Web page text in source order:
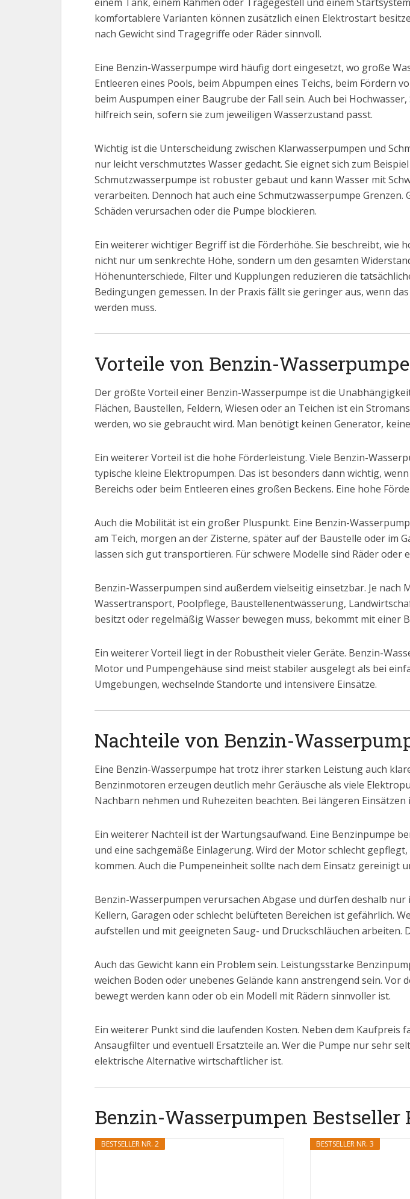
komfortablere Varianten können zusätzlich einen Elektrostart
nach Gewicht sind Tragegriffe oder Räder sinnvoll.
Eine Benzin-Wasserpumpe wird häufig dort eingesetzt, wo große
Entleeren eines Pools, beim Abpumpen eines Teichs, beim Fördern
beim Auspumpen einer Baugrube der Fall sein. Auch bei
hilfreich sein, sofern sie zum jeweiligen Wasserzustand passt.
Wichtig ist die Unterscheidung zwischen Klarwasserpumpen und
nur leicht verschmutztes Wasser gedacht. Sie eignet sich zum
Schmutzwasserpumpe ist robuster gebaut und kann Wasser mit
verarbeiten. Dennoch hat auch eine Schmutzwasserpumpe
Schäden verursachen oder die Pumpe blockieren.
Ein weiterer wichtiger Begriff ist die Förderhöhe. Sie beschreibt, wie
nicht nur um senkrechte Höhe, sondern um den gesamten
Höhenunterschiede, Filter und Kupplungen reduzieren die
Bedingungen gemessen. In der Praxis fällt sie geringer aus, wenn
werden muss.
Vorteile von Benzin-
Der größte Vorteil einer Benzin-Wasserpumpe ist die
Flächen, Baustellen, Feldern, Wiesen oder an Teichen ist ein
werden, wo sie gebraucht wird. Man benötigt keinen Generator,
Ein weiterer Vorteil ist die hohe Förderleistung. Viele Benzin-
typische kleine Elektropumpen. Das ist besonders dann wichtig,
Bereichs oder beim Entleeren eines großen Beckens. Eine hohe
Auch die Mobilität ist ein großer Pluspunkt. Eine Benzin-
am Teich, morgen an der Zisterne, später auf der Baustelle oder im
lassen sich gut transportieren. Für schwere Modelle sind Räder oder
Benzin-Wasserpumpen sind außerdem vielseitig einsetzbar. Je
Wassertransport, Poolpflege, Baustellenentwässerung,
besitzt oder regelmäßig Wasser bewegen muss, bekommt mit einer
Ein weiterer Vorteil liegt in der Robustheit vieler Geräte. Benzin-
Motor und Pumpengehäuse sind meist stabiler ausgelegt als bei
Umgebungen, wechselnde Standorte und intensivere Einsätze.
Nachteile von Benzin-
Eine Benzin-Wasserpumpe hat trotz ihrer starken Leistung auch
Benzinmotoren erzeugen deutlich mehr Geräusche als viele
Nachbarn nehmen und Ruhezeiten beachten. Bei längeren
Ein weiterer Nachteil ist der Wartungsaufwand. Eine
und eine sachgemäße Einlagerung. Wird der Motor schlecht
kommen. Auch die Pumpeneinheit sollte nach dem Einsatz gereinigt
Benzin-Wasserpumpen verursachen Abgase und dürfen deshalb
Kellern, Garagen oder schlecht belüfteten Bereichen ist gefährlich.
aufstellen und mit geeigneten Saug- und Druckschläuchen arbeiten.
Auch das Gewicht kann ein Problem sein. Leistungsstarke
weichen Boden oder unebenes Gelände kann anstrengend sein.
bewegt werden kann oder ob ein Modell mit Rädern sinnvoller ist.
Ein weiterer Punkt sind die laufenden Kosten. Neben dem Kaufpreis
Ansaugfilter und eventuell Ersatzteile an. Wer die Pumpe nur sehr
elektrische Alternative wirtschaftlicher ist.
Benzin-Wasserpumpen Bestseller
BESTSELLER NR. 2 BESTSELLER NR. 3